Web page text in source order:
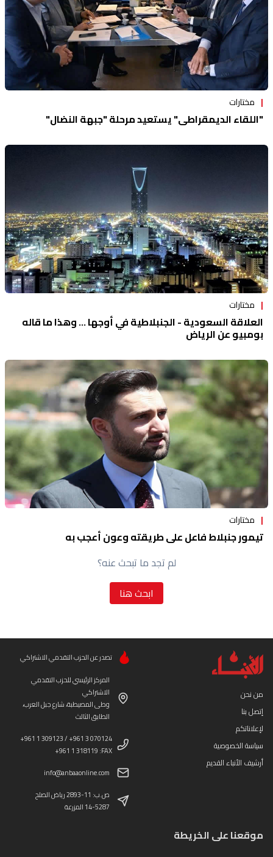
مختارات
"اللقاء الديمقراطي" يستعيد مرحلة "جبهة النضال"
مختارات
العلاقة السعودية - الجنبلاطية في أوجها ... وهذا ما قاله
بومبيو عن الرياض
مختارات
تيمور جنبلاط فاعل على طريقته وعون أُعجب به
لم تجد ما تبحث عنه؟
ابحث هنا
من نحن
إتصل بنا
لإعلاناتكم
سياسة الخصوصية
أرشيف الأنباء القديم
تصدر عن الحزب التقدمي الاشتراكي
المركز الرئيسي للحزب التقدمي
الاشتراكي
وطى المصيطبة، شارع جبل العرب،
الطابق الثالث
+961 1 309123 / +961 3 070124
+961 1 318119 :FAX
info@anbaaonline.com
ص.ب: 11-2893 رياض الصلح
14-5287 المزرعة
موقعنا على الخريطة